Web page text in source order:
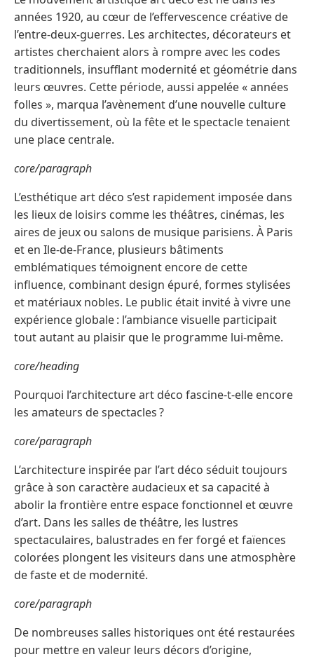
années 1920, au cœur de l’effervescence créative de
l’entre-deux-guerres. Les architectes, décorateurs et
artistes cherchaient alors à rompre avec les codes
traditionnels, insufflant modernité et géométrie dans
leurs œuvres. Cette période, aussi appelée « années
folles », marqua l’avènement d’une nouvelle culture
du divertissement, où la fête et le spectacle tenaient
une place centrale.
core/paragraph
L’esthétique art déco s’est rapidement imposée dans
les lieux de loisirs comme les théâtres, cinémas, les
aires de jeux ou salons de musique parisiens. À Paris
et en Ile-de-France, plusieurs bâtiments
emblématiques témoignent encore de cette
influence, combinant design épuré, formes stylisées
et matériaux nobles. Le public était invité à vivre une
expérience globale : l’ambiance visuelle participait
tout autant au plaisir que le programme lui-même.
core/heading
Pourquoi l’architecture art déco fascine-t-elle encore
les amateurs de spectacles ?
core/paragraph
L’architecture inspirée par l’art déco séduit toujours
grâce à son caractère audacieux et sa capacité à
abolir la frontière entre espace fonctionnel et œuvre
d’art. Dans les salles de théâtre, les lustres
spectaculaires, balustrades en fer forgé et faïences
colorées plongent les visiteurs dans une atmosphère
de faste et de modernité.
core/paragraph
De nombreuses salles historiques ont été restaurées
pour mettre en valeur leurs décors d’origine,